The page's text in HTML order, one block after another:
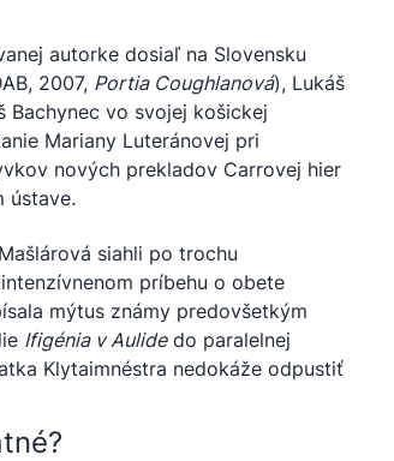
autorke dosiaľ na Slovensku
2007, Portia Coughlanová), Lukáš
Bachynec vo svojej košickej
Mariany Luteránovej pri
nových prekladov Carrovej hier
ústave.
siahli po trochu
príbehu o obete
mýtus známy predovšetkým
Ifigénia v Aulidedo paralelnej
Klytaimnéstra nedokáže odpustiť